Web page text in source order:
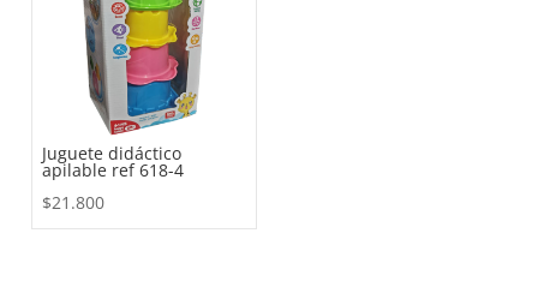
Juguete didáctico
apilable ref 618-4
$21.800